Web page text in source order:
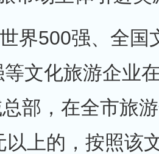
500强、全国
等文化旅游企业
部，在全市旅
以上的，按照该